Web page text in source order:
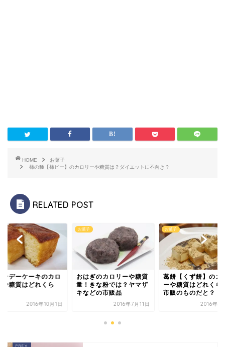
HOME
お菓子
柿の種【柿ピー】のカロリーや糖質は？ダイエットに不向き？
RELATED POST
ンデーケーキのカロ
や糖質はどれくら
2016年10月1日
お菓子
おはぎのカロリーや糖質
量！きな粉では？ヤマザ
キなどの市販品
2016年7月11日
お菓子
葛餅【くず餅】のカ
ーや糖質はどれくら
市販のものだと？
2016年1